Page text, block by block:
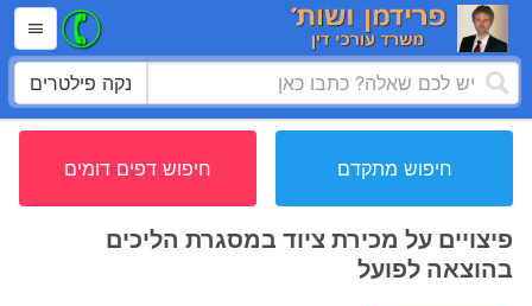
נקה פילטרים
חיפוש מתקדם חיפוש דפים דומים
פיצויים על מכירת ציוד במסגרת הליכים
בהוצאה לפועל